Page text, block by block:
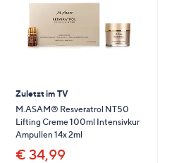
Zuletzt im TV
M.ASAM® Resveratrol NT50
Lifting Creme 100ml Intensivkur
Ampullen 14x 2ml
€ 34,99